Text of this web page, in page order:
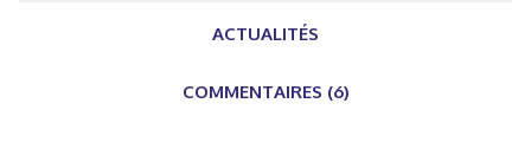
ACTUALITÉS
COMMENTAIRES (6)